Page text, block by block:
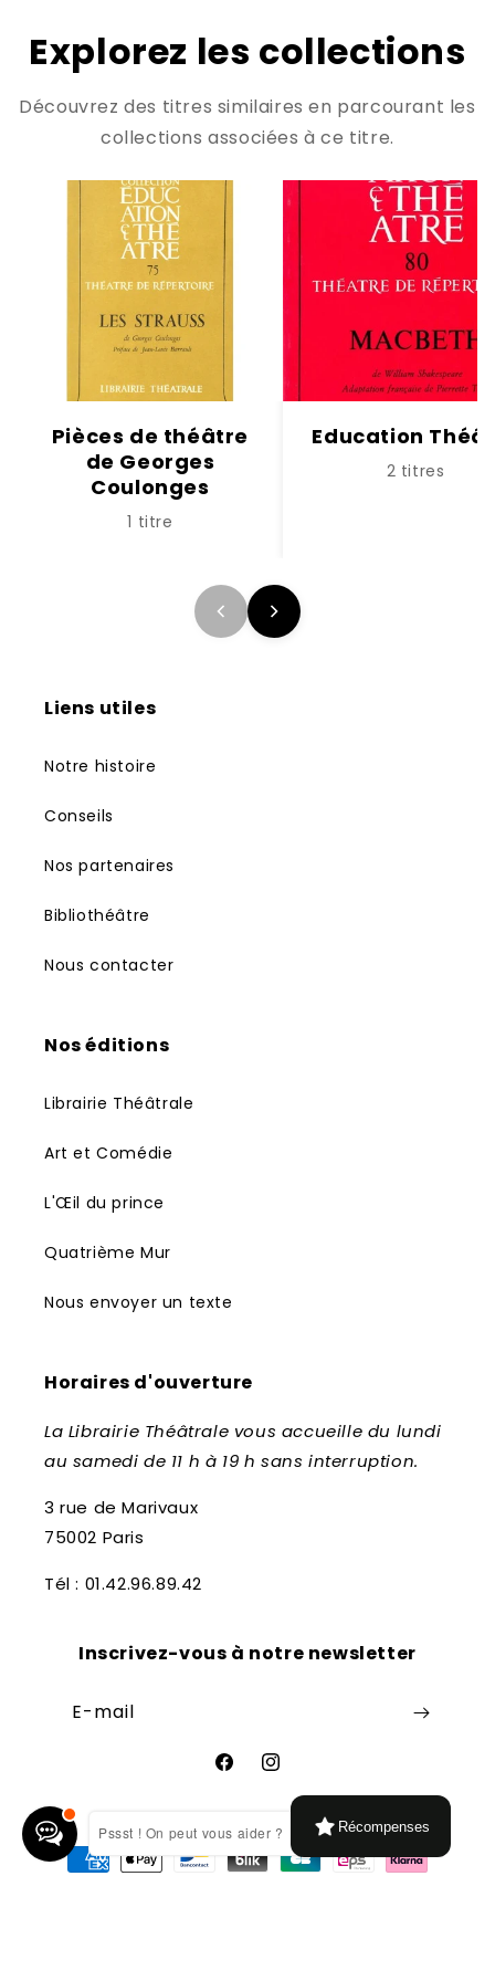
Explorez les collections
Découvrez des titres similaires en parcourant les
collections associées à ce titre.
Pièces de théâtre
de Georges
Coulonges
1 titre
Education
2 titres
Liens utiles
Notre histoire
Conseils
Nos partenaires
Bibliothéâtre
Nous contacter
Nos éditions
Librairie Théâtrale
Art et Comédie
L'Œil du prince
Quatrième Mur
Nous envoyer un texte
Horaires d'ouverture
La Librairie Théâtrale vous accueille du lundi
au samedi de 11 h à 19 h sans interruption.
3 rue de Marivaux
75002 Paris
Tél : 01.42.96.89.42
Inscrivez-vous à notre newsletter
E-mail
FacebookInstagram
Moyens
Pssst ! On peut vous aider ? Récompenses